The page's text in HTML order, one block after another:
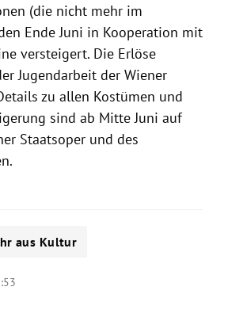
(die nicht mehr im
Ende Juni in Kooperation mit
versteigert. Die Erlöse
Jugendarbeit der Wiener
zu allen Kostümen und
sind ab Mitte Juni auf
Staatsoper und des
aus Kultur